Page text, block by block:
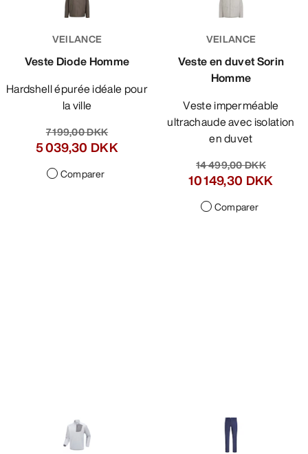
VEILANCE
Veste Diode Homme
Hardshell épurée idéale pour
la ville
7 199,00 DKK
5 039,30 DKK
Comparer
VEILANCE
Veste en duvet Sorin
Homme
Veste imperméable
ultrachaude avec isolation
en duvet
14 499,00 DKK
10 149,30 DKK
Comparer